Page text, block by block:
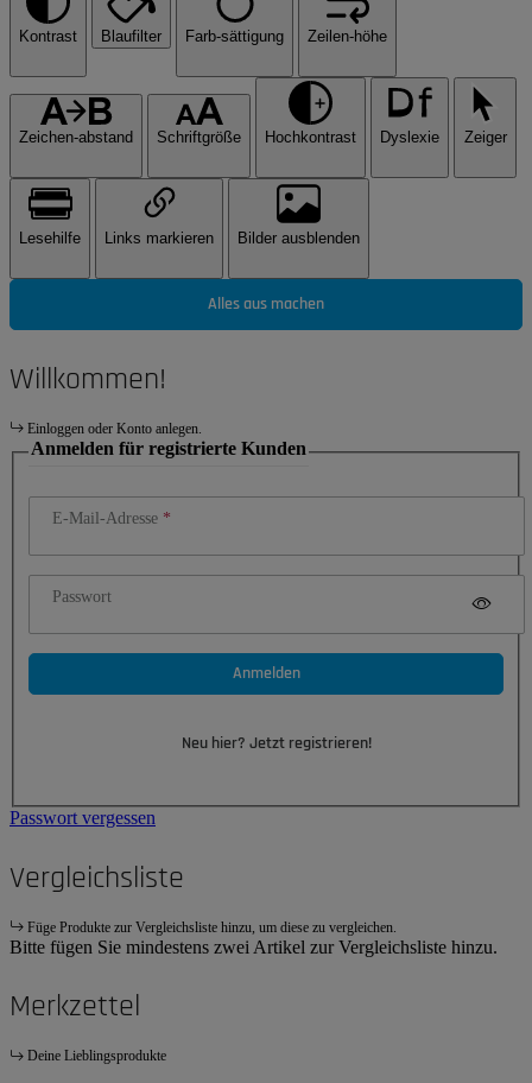
Kontrast Blaufilter Farb-sättigung Zeilen-höhe
Zeichen-abstand Schriftgröße Hochkontrast Dyslexie Zeiger
Lesehilfe Links markieren Bilder ausblenden
Alles aus machen
Willkommen!
Einloggen oder Konto anlegen.
Anmelden für registrierte Kunden
E-Mail-Adresse
Passwort
Anmelden
Neu hier? Jetzt registrieren!
Passwort vergessen
Vergleichsliste
Füge Produkte zur Vergleichsliste hinzu, um diese zu vergleichen.
Bitte fügen Sie mindestens zwei Artikel zur Vergleichsliste hinzu.
Merkzettel
Deine Lieblingsprodukte